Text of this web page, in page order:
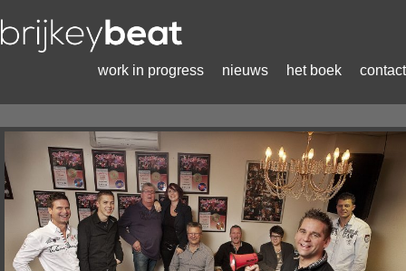
contact
het boek
nieuws
work in progress